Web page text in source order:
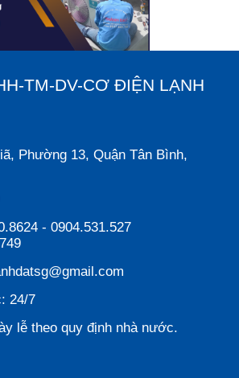
TM-DV-CƠ ĐIỆN LẠNH
Phường 13, Quận Tân Bình,
- 0904.531.527
24/7
lễ theo quy định nhà nước.